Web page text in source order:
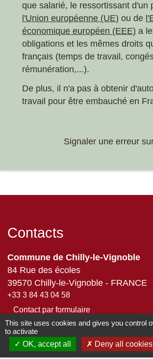
que salarié, le ressortissant d'un
l'Union européenne (UE) ou de
économique européen (EEE) a
obligations et les mêmes droits
français (temps de travail,
rémunération,...).
De plus, il n'a pas à obtenir
travail pour être embauché en
Signaler une erreur
Contacts
Commune de Chilly-le-Vignoble
84 Rue des écoles
39570 Chilly-le-Vignoble - FRANCE
+33 3 84 43 04 58
Contact par formulaire
Liens
This site uses cookies and gives you control
to activate
OK, accept all
Deny all cookies